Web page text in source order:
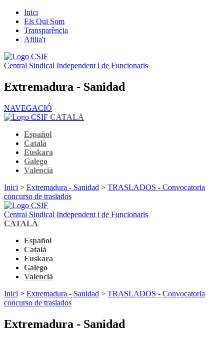
Inici
Els Qui Som
Transparència
Afilia't
Central Sindical Independent i de Funcionaris
Extremadura - Sanidad
NAVEGACIÓ
CATALÀ
Español
Català
Euskara
Galego
Valencià
Inici > Extremadura - Sanidad > TRASLADOS - Convocatoria
concurso de traslados
Central Sindical Independent i de Funcionaris
CATALÀ
Español
Català
Euskara
Galego
Valencià
Inici > Extremadura - Sanidad > TRASLADOS - Convocatoria
concurso de traslados
Extremadura - Sanidad